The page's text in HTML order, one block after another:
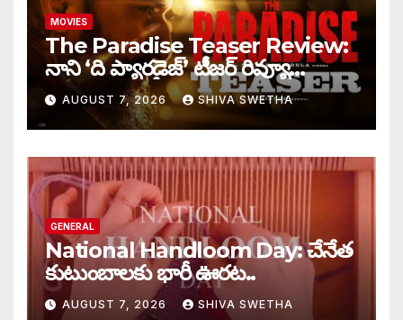
MOVIES
The Paradise Teaser Review:
నాని ‘ది ప్యారడైజ్’ టీజర్ రివ్యూ…
AUGUST 7, 2026 SHIVA SWETHA
GENERAL
National Handloom Day: చేనేత
కుటుంబాలకు భారీ ఊరట..
AUGUST 7, 2026 SHIVA SWETHA